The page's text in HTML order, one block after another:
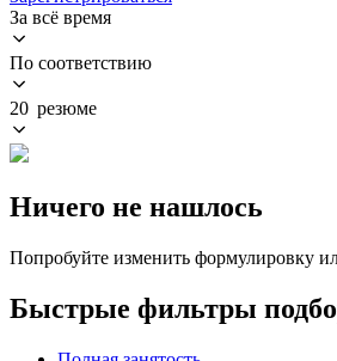
За всё время
По соответствию
20 резюме
Ничего не нашлось
Попробуйте изменить формулировку
Быстрые фильтры